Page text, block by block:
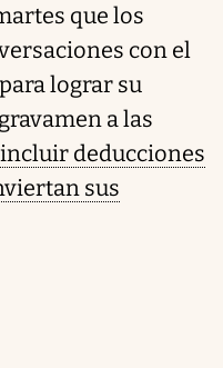
que los
con el
para lograr su
a las
deducciones
sus